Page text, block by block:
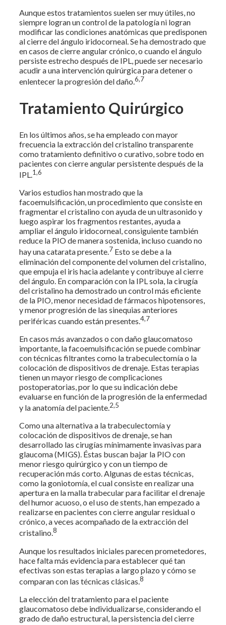
Aunque estos tratamientos suelen ser muy útiles, no
siempre logran un control de la patología ni logran
modificar las condiciones anatómicas que predisponen
al cierre del ángulo iridocorneal. Se ha demostrado que
en casos de cierre angular crónico, o cuando el ángulo
persiste estrecho después de IPL, puede ser necesario
acudir a una intervención quirúrgica para detener o
enlentecer la progresión del daño.6,7
Tratamiento Quirúrgico
En los últimos años, se ha empleado con mayor
frecuencia la extracción del cristalino transparente
como tratamiento definitivo o curativo, sobre todo en
pacientes con cierre angular persistente después de la
IPL.1,6
Varios estudios han mostrado que la
facoemulsificación, un procedimiento que consiste en
fragmentar el cristalino con ayuda de un ultrasonido y
luego aspirar los fragmentos restantes, ayuda a
ampliar el ángulo iridocorneal, consiguiente también
reduce la PIO de manera sostenida, incluso cuando no
hay una catarata presente.7 Esto se debe a la
eliminación del componente del volumen del cristalino,
que empuja el iris hacia adelante y contribuye al cierre
del ángulo. En comparación con la IPL sola, la cirugía
del cristalino ha demostrado un control más eficiente
de la PIO, menor necesidad de fármacos hipotensores,
y menor progresión de las sinequias anteriores
periféricas cuando están presentes.4,7
En casos más avanzados o con daño glaucomatoso
importante, la facoemulsificación se puede combinar
con técnicas filtrantes como la trabeculectomía o la
colocación de dispositivos de drenaje. Estas terapias
tienen un mayor riesgo de complicaciones
postoperatorias, por lo que su indicación debe
evaluarse en función de la progresión de la enfermedad
y la anatomía del paciente.2,5
Como una alternativa a la trabeculectomía y
colocación de dispositivos de drenaje, se han
desarrollado las cirugías mínimamente invasivas para
glaucoma (MIGS). Éstas buscan bajar la PIO con
menor riesgo quirúrgico y con un tiempo de
recuperación más corto. Algunas de estas técnicas,
como la goniotomía, el cual consiste en realizar una
apertura en la malla trabecular para facilitar el drenaje
del humor acuoso, o el uso de stents, han empezado a
realizarse en pacientes con cierre angular residual o
crónico, a veces acompañado de la extracción del
cristalino.8
Aunque los resultados iniciales parecen prometedores,
hace falta más evidencia para establecer qué tan
efectivas son estas terapias a largo plazo y cómo se
comparan con las técnicas clásicas.8
La elección del tratamiento para el paciente
glaucomatoso debe individualizarse, considerando el
grado de daño estructural, la persistencia del cierre